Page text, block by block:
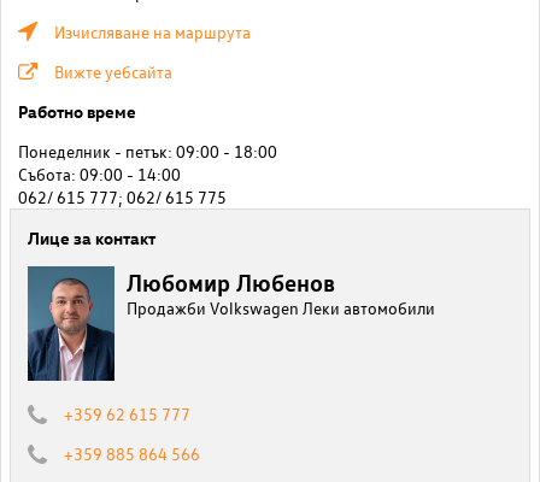
Изчисляване на маршрута
Вижте уебсайта
Работно време
Понеделник - петък: 09:00 - 18:00
Събота: 09:00 - 14:00
062/ 615 777; 062/ 615 775
Лице за контакт
Любомир Любенов
Продажби Volkswagen Леки автомобили
+359 62 615 777
+359 885 864 566